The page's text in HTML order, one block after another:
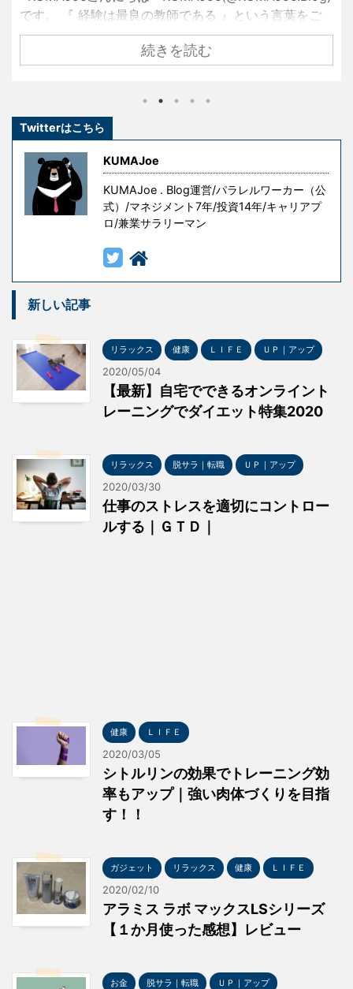
です。 『 経験は最良の教師である 』という言葉をご
存知でしょうか？ 名経営者として大きな成功を手にし
ている創業者たちも、ずっと順風満帆な人生を送って
ただし授業料が高すぎる 』というものです。 失敗はコ
意味がありますが、無意味な ...
続きを読む
Twitterはこちら
KUMAJoe
KUMAJoe . Blog運営/パラレルワーカー（公
式）/マネジメント7年/投資14年/キャリアプ
ロ/兼業サラリーマン
新しい記事
リラックス 健康 ＬＩＦＥ ＵＰ｜アップ
2020/05/04
【最新】自宅でできるオンライント
レーニングでダイエット特集2020
リラックス 脱サラ｜転職 ＵＰ｜アップ
2020/03/30
仕事のストレスを適切にコントロー
ルする｜ＧＴＤ｜
健康 ＬＩＦＥ
2020/03/05
シトルリンの効果でトレーニング効
率もアップ｜強い肉体づくりを目指
す！！
ガジェット リラックス 健康 ＬＩＦＥ
2020/02/10
アラミス ラボ マックスLSシリーズ
【１か月使った感想】レビュー
お金 脱サラ｜転職 ＵＰ｜アップ